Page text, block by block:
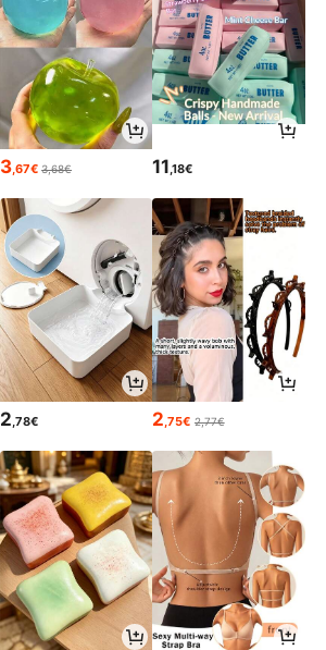
3,67€ 3,68€ 11,18€
2,78€ 2,75€ 2,77€